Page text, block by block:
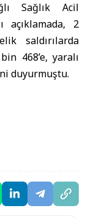
Sağlık Acil
açıklamada, 2
saldırılarda
468’e, yaralı
duyurmuştu.